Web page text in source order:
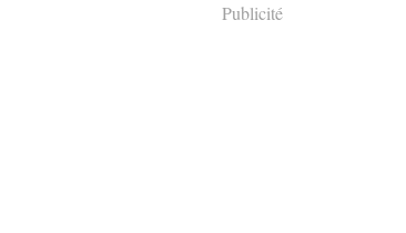
Publicité